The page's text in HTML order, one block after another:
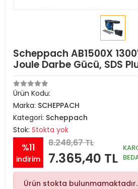
Scheppach AB1500X
Joule Darbe Gücü, SDS
Ürün Kodu:
Marka: SCHEPPACH
Kategori: Scheppach
Stok: Stokta yok
%11
indirim
8.248,67 TL
7.365,40 TL
Ürün stokta bulunmamaktadır.